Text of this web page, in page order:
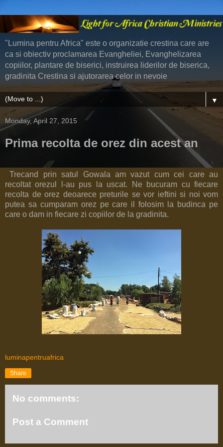
"Lumina pentru Africa" este o organizatie crestina care are
ca si obiectiv proclamarea Evangheliei, Evanghelizarea
copiilor, plantare de biserici, instruirea liderilor de biserica,
gradinita Crestina si ajutorarea celor in nevoie
▼
Monday, April 27, 2015
Prima recolta de orez din acest an
Trecand prin satul Gowala am vazut cum cei care au
recoltat orezul l-au pus la uscat. Ne bucuram cu fiecare
recolta de orez deoarece preturile se vor ieftini si noi vom
putea sa cumparam orez pe care il folosim la budinca pe
care o dam in fiecare zi copiilor de la gradinita.
luminapentruafrica
Share
No comments:
Post a Comment